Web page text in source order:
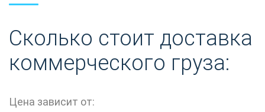
Сколько стоит доставка
коммерческого груза:
Цена зависит от: